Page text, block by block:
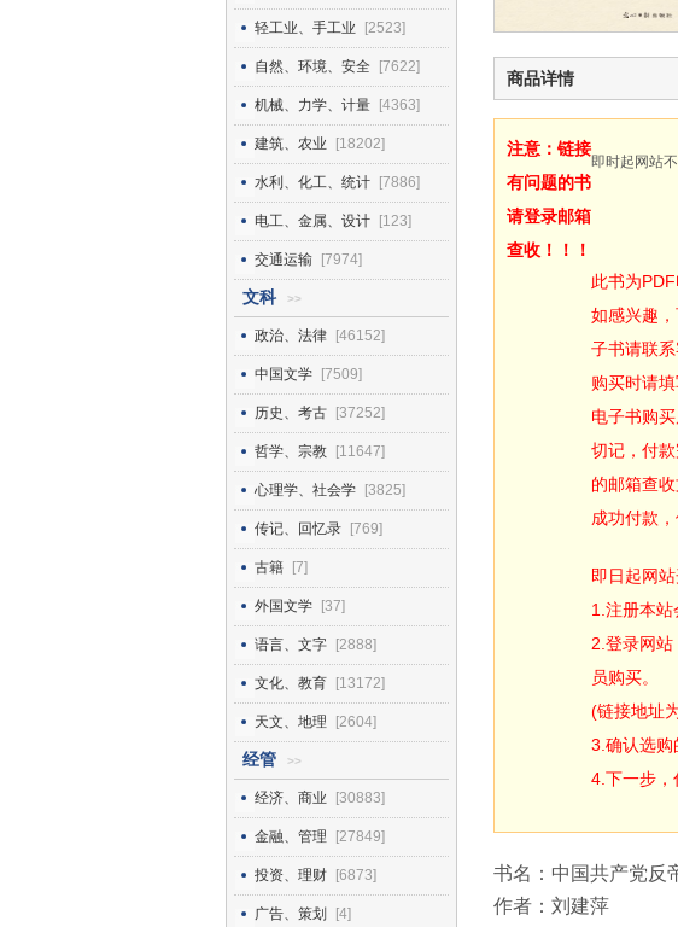
轻工业、手工业 [2523]
自然、环境、安全 [7622]
机械、力学、计量 [4363]
建筑、农业 [18202]
水利、化工、统计 [7886]
电工、金属、设计 [123]
交通运输 [7974]
文科 >>
政治、法律 [46152]
中国文学 [7509]
历史、考古 [37252]
哲学、宗教 [11647]
心理学、社会学 [3825]
传记、回忆录 [769]
古籍 [7]
外国文学 [37]
语言、文字 [2888]
文化、教育 [13172]
天文、地理 [2604]
经管 >>
经济、商业 [30883]
金融、管理 [27849]
投资、理财 [6873]
广告、策划 [4]
商品详情
注意：链接
有问题的书
请登录邮箱
查收！！！
即时起网站
此书为
如感兴趣
子书请联系
购买时请
电子书购买
切记，付
的邮箱查收
成功付款
即日起网
1.注册本站
2.登录网站
员购买。
(链接地址
3.确认选购
4.下一步，
书名：中国共产党反
作者：刘建萍